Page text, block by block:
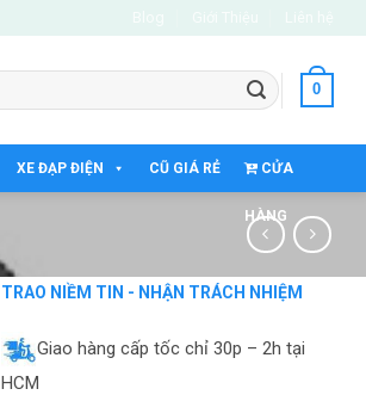
0
XE ĐẠP ĐIỆN CŨ GIÁ RẺ CỬA
HÀNG
TRAO NIỀM TIN - NHẬN TRÁCH NHIỆM
Giao hàng cấp tốc chỉ 30p – 2h tại
HCM